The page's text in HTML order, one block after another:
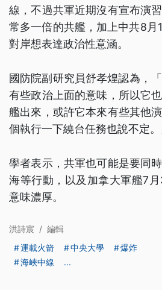
線，不過共軍近期沒有宣布演
常多一倍的共艦，加上中共8月
對岸想表達政治性意涵。
國防院副研究員舒孝煌認為，
有些政治上面的意味，所以它
艦出來，或許它本來有些其他
個執行一下繞台任務也說不定。
學者表示，共軍也可能是要同
海等行動，以及加拿大軍艦7
意味濃厚。
洪詩宸 / 編輯
運載火箭
中央大學
爆炸
海峽中線
...